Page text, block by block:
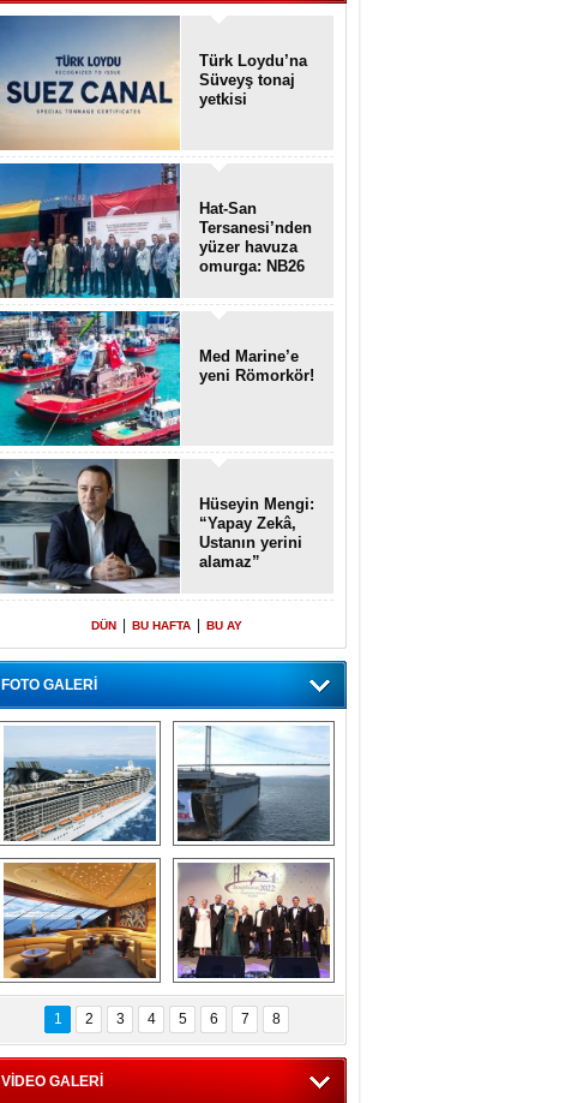
Türk Loydu’na
Süveyş tonaj
yetkisi
Hat-San
Tersanesi’nden
yüzer havuza
omurga: NB26
Med Marine’e
yeni Römorkör!
Hüseyin Mengi:
“Yapay Zekâ,
Ustanın yerini
alamaz”
DÜN BU HAFTA BU AY
FOTO GALERİ
“Gemi içinde gemi”
konsepti ile MSC
Splendida
Dünyada tek!
Denizaltı yüzer
havuzu intikal
seyrine başladı
MSC'den 55 milyon
euroluk turizm geliri
müjdesi
5. Bosphorus Ship
Brokers Dinner,
İstanbul’da yapıldı
1 2 3 4 5 6 7 8
VİDEO GALERİ